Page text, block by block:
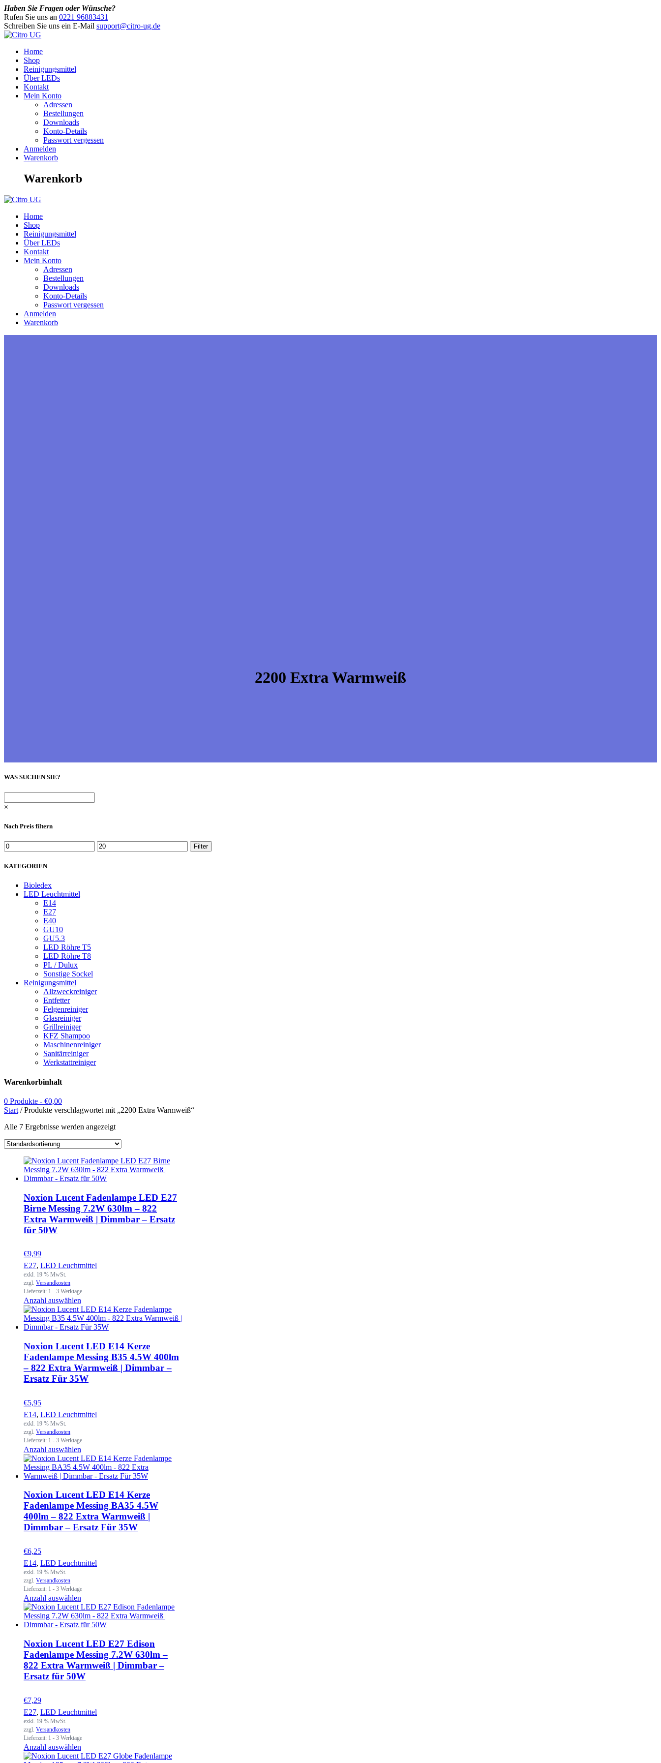
Haben Sie Fragen oder Wünsche?
Rufen Sie uns an 0221 96883431
Schreiben Sie uns ein E-Mail support@citro-ug.de
Home
Shop
Reinigungsmittel
Über LEDs
Kontakt
Mein Konto
Adressen
Bestellungen
Downloads
Konto-Details
Passwort vergessen
Anmelden
Warenkorb
Warenkorb
Home
Shop
Reinigungsmittel
Über LEDs
Kontakt
Mein Konto
Adressen
Bestellungen
Downloads
Konto-Details
Passwort vergessen
Anmelden
Warenkorb
2200 Extra Warmweiß
WAS SUCHEN SIE?
×
Nach Preis filtern
Min.
Preis
Max.
Preis
Filter
KATEGORIEN
Bioledex
LED Leuchtmittel
E14
E27
E40
GU10
GU5.3
LED Röhre T5
LED Röhre T8
PL / Dulux
Sonstige Sockel
Reinigungsmittel
Allzweckreiniger
Entfetter
Felgenreiniger
Glasreiniger
Grillreiniger
KFZ Shampoo
Maschinenreiniger
Sanitärreiniger
Werkstattreiniger
Warenkorbinhalt
0 Produkte - €0,00
Start / Produkte verschlagwortet mit „2200 Extra Warmweiß“
Alle 7 Ergebnisse werden angezeigt
Noxion Lucent Fadenlampe LED E27
Birne Messing 7.2W 630lm – 822
Extra Warmweiß | Dimmbar – Ersatz
für 50W
€9,99
E27, LED Leuchtmittel
exkl. 19 % MwSt.
zzgl. Versandkosten
Lieferzeit: 1 - 3 Werktage
Anzahl auswählen
Noxion Lucent LED E14 Kerze
Fadenlampe Messing B35 4.5W 400lm
– 822 Extra Warmweiß | Dimmbar –
Ersatz Für 35W
€5,95
E14, LED Leuchtmittel
exkl. 19 % MwSt.
zzgl. Versandkosten
Lieferzeit: 1 - 3 Werktage
Anzahl auswählen
Noxion Lucent LED E14 Kerze
Fadenlampe Messing BA35 4.5W
400lm – 822 Extra Warmweiß |
Dimmbar – Ersatz Für 35W
€6,25
E14, LED Leuchtmittel
exkl. 19 % MwSt.
zzgl. Versandkosten
Lieferzeit: 1 - 3 Werktage
Anzahl auswählen
Noxion Lucent LED E27 Edison
Fadenlampe Messing 7.2W 630lm –
822 Extra Warmweiß | Dimmbar –
Ersatz für 50W
€7,29
E27, LED Leuchtmittel
exkl. 19 % MwSt.
zzgl. Versandkosten
Lieferzeit: 1 - 3 Werktage
Anzahl auswählen